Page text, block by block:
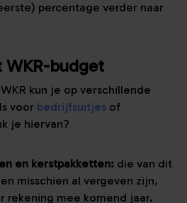
percentage verder naar
WKR-budget
kun je op verschillende
voor bedrijfsuitjes of
je hiervan?
en kerstpakketten: die van dit
misschien al vergeven zijn,
rekening mee komend jaar.